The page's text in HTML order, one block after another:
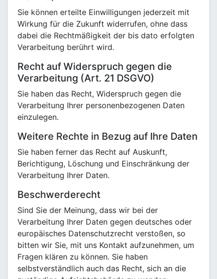
Sie können erteilte Einwilligungen jederzeit mit
Wirkung für die Zukunft widerrufen, ohne dass
dabei die Rechtmäßigkeit der bis dato erfolgten
Verarbeitung berührt wird.
Recht auf Widerspruch gegen die
Verarbeitung (Art. 21 DSGVO)
Sie haben das Recht, Widerspruch gegen die
Verarbeitung Ihrer personenbezogenen Daten
einzulegen.
Weitere Rechte in Bezug auf Ihre Daten
Sie haben ferner das Recht auf Auskunft,
Berichtigung, Löschung und Einschränkung der
Verarbeitung Ihrer Daten.
Beschwerderecht
Sind Sie der Meinung, dass wir bei der
Verarbeitung Ihrer Daten gegen deutsches oder
europäisches Datenschutzrecht verstoßen, so
bitten wir Sie, mit uns Kontakt aufzunehmen, um
Fragen klären zu können. Sie haben
selbstverständlich auch das Recht, sich an die